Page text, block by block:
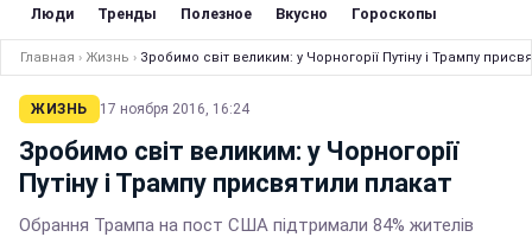
Люди Тренды Полезное Вкусно Гороскопы
Главная › Жизнь › Зробимо світ великим: у Чорногорії Путіну і Трампу
ЖИЗНЬ 17 ноября 2016, 16:24
Зробимо світ великим: у Чорногорії
Путіну і Трампу присвятили плакат
Обрання Трампа на пост США підтримали 84% жителів